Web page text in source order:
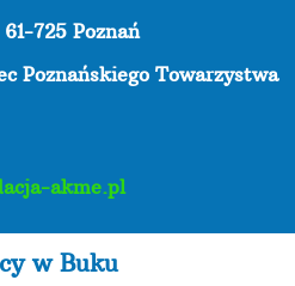
725 Poznań
Poznańskiego Towarzystwa
akme.pl
w Buku